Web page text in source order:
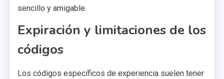
sencillo y amigable.
Expiración y limitaciones de los
códigos
Los códigos específicos de experiencia suelen tener